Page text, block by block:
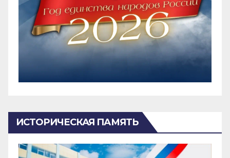
ИСТОРИЧЕСКАЯ ПАМЯТЬ